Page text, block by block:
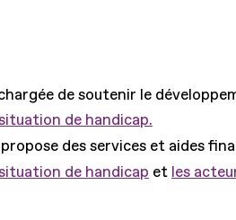
de soutenir le
de handicap.
des services et aides
de handicap et les